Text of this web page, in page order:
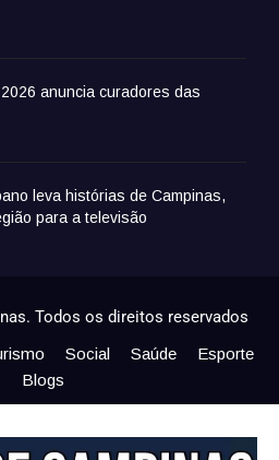
anuncia curadores das
leva histórias de Campinas,
para a televisão
Todos os direitos reservados
Social Saúde
Esporte
Blogs